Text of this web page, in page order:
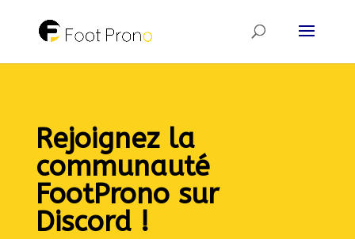
Rejoignez la
communauté
FootProno sur
Discord !